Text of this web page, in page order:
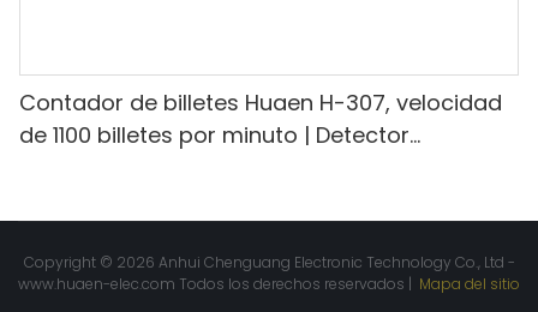
Contador de billetes Huaen H-307, velocidad
de 1100 billetes por minuto | Detector
[Conteo de valor]
Copyright © 2026 Anhui Chenguang Electronic Technology Co., Ltd -
www.huaen-elec.com Todos los derechos reservados | Mapa del sitio